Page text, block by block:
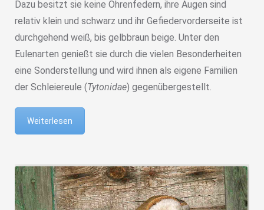
Dazu besitzt sie keine Ohrenfedern, ihre Augen sind
relativ klein und schwarz und ihr Gefiedervorderseite ist
durchgehend weiß, bis gelbbraun beige. Unter den
Eulenarten genießt sie durch die vielen Besonderheiten
eine Sonderstellung und wird ihnen als eigene Familien
der Schleiereule (Tytonidae) gegenübergestellt.
Weiterlesen